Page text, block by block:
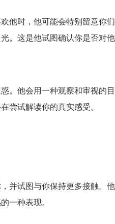
他时，他可能会特别留意你
。这是他试图确认你是否对他
。他会用一种观察和审视的
尝试解读你的真实感受。
并试图与你保持更多接触。
一种表现。